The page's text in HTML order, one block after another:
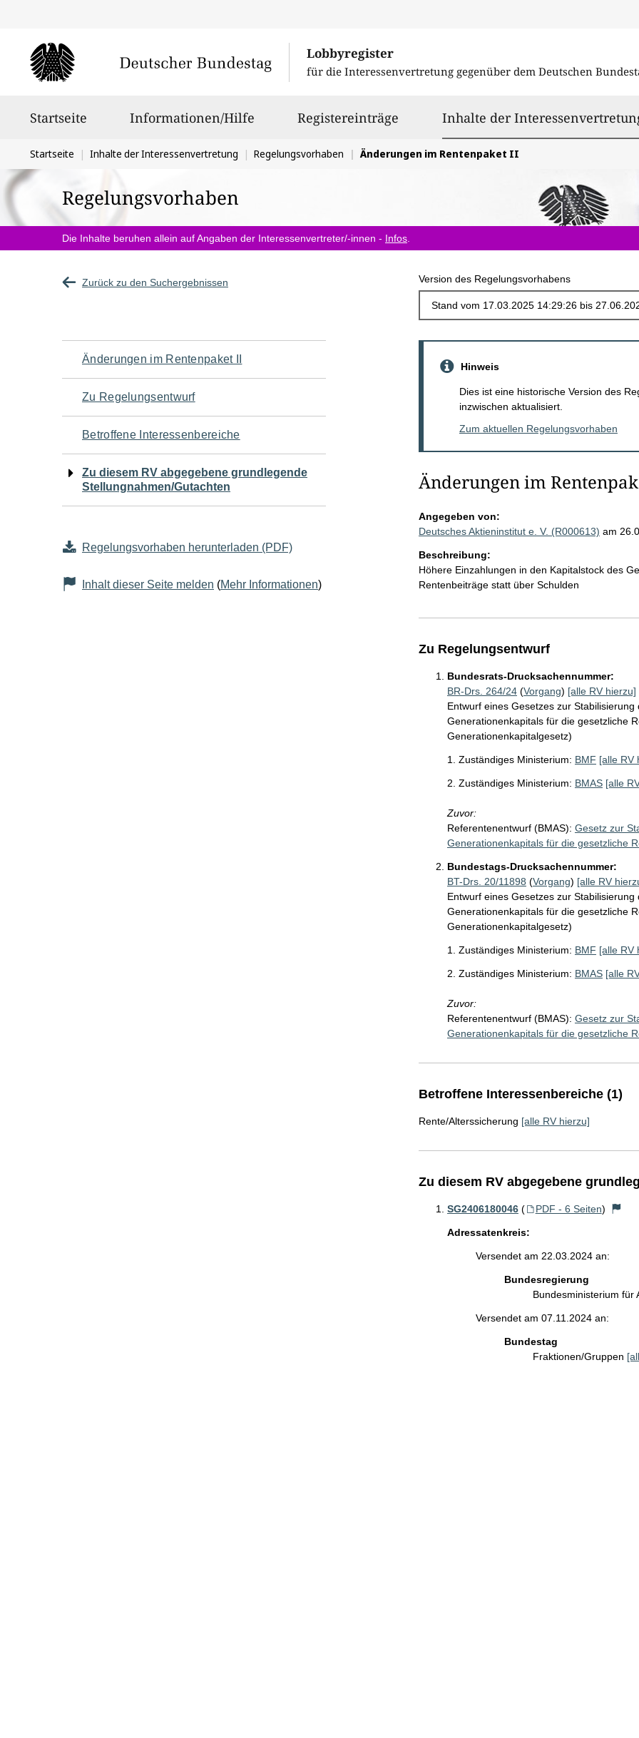
Lobbyregister
für die Interessenvertretung gegenüber dem Deutschen
Startseite Informationen/Hilfe Registereinträge Inhalte der
Sie
befinden
sich
hier:
Startseite Inhalte der Interessenvertretung Regelungsvorhaben Änderungen im Rentenpaket II
Regelungsvorhaben
Die Inhalte beruhen allein auf Angaben der Interessenvertreter/-innen - Infos
Zurück zu den Suchergebnissen Version des Regelungsvorhabens
Navigation
für
den
Seiteninhalt
Änderungen im Rentenpaket II
Zu Regelungsentwurf
Betroffene Interessenbereiche
Zu diesem RV abgegebene grundlegende
Stellungnahmen/Gutachten
Regelungsvorhaben herunterladen (PDF)
Inhalt dieser Seite melden (Mehr Informationen)
Hinweis
Dies ist eine historische Version des
inzwischen aktualisiert.
Zum aktuellen Regelungsvorhaben
Änderungen im
Angegeben von:
Deutsches Aktieninstitut e. V. (R000613) am
Beschreibung:
Höhere Einzahlungen in den Kapitalstock des
Rentenbeiträge statt über Schulden
Zu Regelungsentwurf
Bundesrats-Drucksachennummer:
BR-Drs. 264/24(Vorgang) [alle RV hierzu]
Entwurf eines Gesetzes zur
Generationenkapitals für die gesetzliche
Generationenkapitalgesetz)
1. Zuständiges Ministerium: BMF [alle RV
2. Zuständiges Ministerium: BMAS [alle
Zuvor:
Referentenentwurf (BMAS): Gesetz zur
Generationenkapitals für die gesetzliche
Bundestags-Drucksachennummer:
BT-Drs. 20/11898 (Vorgang) [alle RV
Entwurf eines Gesetzes zur
Generationenkapitals für die gesetzliche
Generationenkapitalgesetz)
1. Zuständiges Ministerium: BMF [alle RV
2. Zuständiges Ministerium: BMAS [alle
Zuvor:
Referentenentwurf (BMAS): Gesetz zur
Generationenkapitals für die gesetzliche
Betroffene Interessenbereiche (1)
Rente/Alterssicherung [alle RV hierzu]
Zu diesem RV abgegebene
SG2406180046 ( PDF - 6 Seiten)
Adressatenkreis:
Versendet am 22.03.2024 an:
Bundesregierung
Bundesministerium für
Versendet am 07.11.2024 an:
Bundestag
Fraktionen/Gruppen